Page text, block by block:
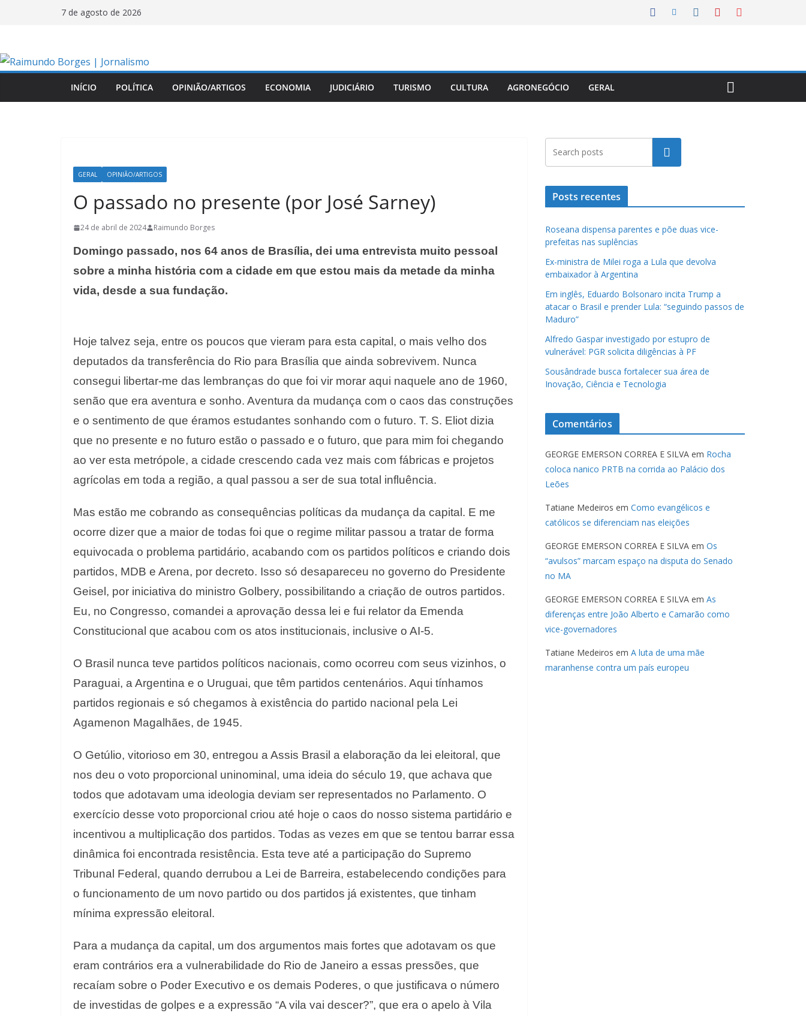
conteúdo
7 de agosto de 2026
INÍCIO POLÍTICA OPINIÃO/ARTIGOS ECONOMIA JUDICIÁRIO TURISMO CULTURA AGRONEGÓCIO GERAL
GERAL OPINIÃO/ARTIGOS
O passado no presente (por José Sarney)
24 de abril de 2024 Raimundo Borges
Domingo passado, nos 64 anos de Brasília, dei uma entrevista muito pessoal
sobre a minha história com a cidade em que estou mais da metade da minha
vida, desde a sua fundação.
Hoje talvez seja, entre os poucos que vieram para esta capital, o mais velho dos
deputados da transferência do Rio para Brasília que ainda sobrevivem. Nunca
consegui libertar-me das lembranças do que foi vir morar aqui naquele ano de 1960,
senão que era aventura e sonho. Aventura da mudança com o caos das construções
e o sentimento de que éramos estudantes sonhando com o futuro. T. S. Eliot dizia
que no presente e no futuro estão o passado e o futuro, que para mim foi chegando
ao ver esta metrópole, a cidade crescendo cada vez mais com fábricas e projetos
agrícolas em toda a região, a qual passou a ser de sua total influência.
Mas estão me cobrando as consequências políticas da mudança da capital. E me
ocorre dizer que a maior de todas foi que o regime militar passou a tratar de forma
equivocada o problema partidário, acabando com os partidos políticos e criando dois
partidos, MDB e Arena, por decreto. Isso só desapareceu no governo do Presidente
Geisel, por iniciativa do ministro Golbery, possibilitando a criação de outros partidos.
Eu, no Congresso, comandei a aprovação dessa lei e fui relator da Emenda
Constitucional que acabou com os atos institucionais, inclusive o AI-5.
O Brasil nunca teve partidos políticos nacionais, como ocorreu com seus vizinhos, o
Paraguai, a Argentina e o Uruguai, que têm partidos centenários. Aqui tínhamos
partidos regionais e só chegamos à existência do partido nacional pela Lei
Agamenon Magalhães, de 1945.
O Getúlio, vitorioso em 30, entregou a Assis Brasil a elaboração da lei eleitoral, que
nos deu o voto proporcional uninominal, uma ideia do século 19, que achava que
todos que adotavam uma ideologia deviam ser representados no Parlamento. O
exercício desse voto proporcional criou até hoje o caos do nosso sistema partidário e
incentivou a multiplicação dos partidos. Todas as vezes em que se tentou barrar essa
dinâmica foi encontrada resistência. Esta teve até a participação do Supremo
Tribunal Federal, quando derrubou a Lei de Barreira, estabelecendo condições para
o funcionamento de um novo partido ou dos partidos já existentes, que tinham
mínima expressão eleitoral.
Para a mudança da capital, um dos argumentos mais fortes que adotavam os que
eram contrários era a vulnerabilidade do Rio de Janeiro a essas pressões, que
recaíam sobre o Poder Executivo e os demais Poderes, o que justificava o número
de investidas de golpes e a expressão “A vila vai descer?”, que era o apelo à Vila
Pesquisar
Posts recentes
Roseana dispensa parentes e põe duas vice-
prefeitas nas suplências
Ex-ministra de Milei roga a Lula que devolva
embaixador à Argentina
Em inglês, Eduardo Bolsonaro incita Trump a
atacar o Brasil e prender Lula: “seguindo passos de
Maduro”
Alfredo Gaspar investigado por estupro de
vulnerável: PGR solicita diligências à PF
Sousândrade busca fortalecer sua área de
Inovação, Ciência e Tecnologia
Comentários
GEORGE EMERSON CORREA E SILVA em Rocha
coloca nanico PRTB na corrida ao Palácio dos
Leões
Tatiane Medeiros em Como evangélicos e
católicos se diferenciam nas eleições
GEORGE EMERSON CORREA E SILVA em Os
“avulsos” marcam espaço na disputa do Senado
no MA
GEORGE EMERSON CORREA E SILVA em As
diferenças entre João Alberto e Camarão como
vice-governadores
Tatiane Medeiros em A luta de uma mãe
maranhense contra um país europeu